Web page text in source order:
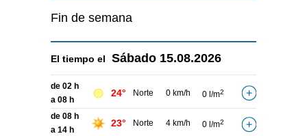
Fin de semana
El tiempo el Sábado 15.08.2026
de 02 h
a 08 h
24° Norte 0 km/h 0 l/m2
de 08 h
a 14 h
23° Norte 4 km/h 0 l/m2